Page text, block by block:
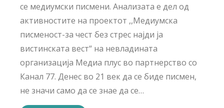
се медиумски писмени. Анализата е дел од
активностите на проектот ,,Медиумска
писменост-за чест без стрес најди ја
вистинската вест“ на невладината
организација Медиа плус во партнерство со
Канал 77. Денес во 21 век да се биде писмен,
не значи само да се знае да се…